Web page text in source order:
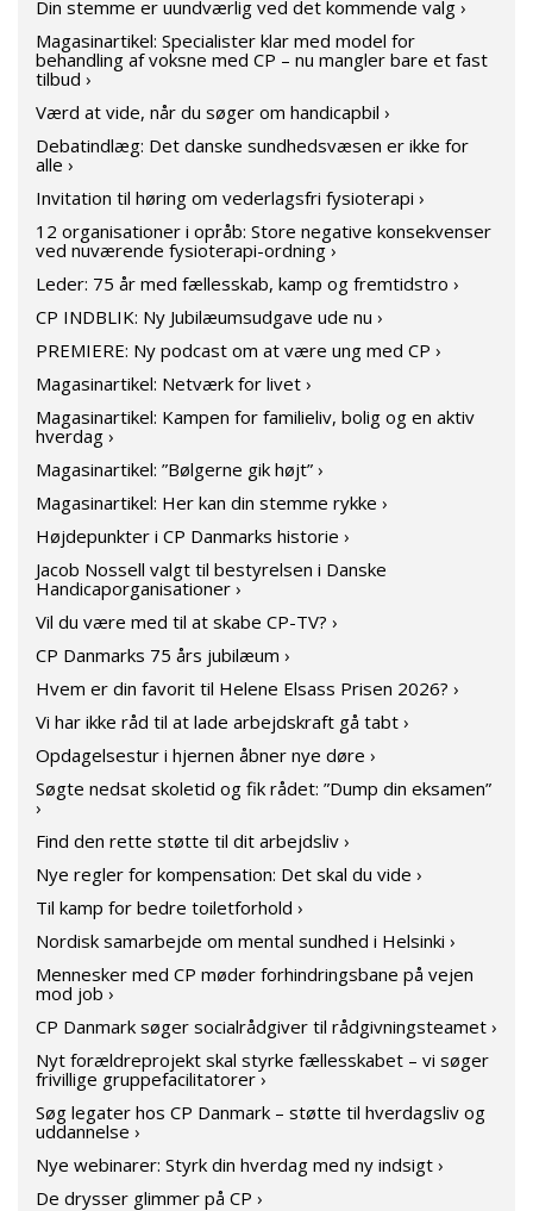
Din stemme er uundværlig ved det kommende valg ›
Magasinartikel: Specialister klar med model for
behandling af voksne med CP – nu mangler bare et fast
tilbud ›
Værd at vide, når du søger om handicapbil ›
Debatindlæg: Det danske sundhedsvæsen er ikke for
alle ›
Invitation til høring om vederlagsfri fysioterapi ›
12 organisationer i opråb: Store negative konsekvenser
ved nuværende fysioterapi-ordning ›
Leder: 75 år med fællesskab, kamp og fremtidstro ›
CP INDBLIK: Ny Jubilæumsudgave ude nu ›
PREMIERE: Ny podcast om at være ung med CP ›
Magasinartikel: Netværk for livet ›
Magasinartikel: Kampen for familieliv, bolig og en aktiv
hverdag ›
Magasinartikel: ”Bølgerne gik højt” ›
Magasinartikel: Her kan din stemme rykke ›
Højdepunkter i CP Danmarks historie ›
Jacob Nossell valgt til bestyrelsen i Danske
Handicaporganisationer ›
Vil du være med til at skabe CP-TV? ›
CP Danmarks 75 års jubilæum ›
Hvem er din favorit til Helene Elsass Prisen 2026? ›
Vi har ikke råd til at lade arbejdskraft gå tabt ›
Opdagelsestur i hjernen åbner nye døre ›
Søgte nedsat skoletid og fik rådet: ”Dump din eksamen”
›
Find den rette støtte til dit arbejdsliv ›
Nye regler for kompensation: Det skal du vide ›
Til kamp for bedre toiletforhold ›
Nordisk samarbejde om mental sundhed i Helsinki ›
Mennesker med CP møder forhindringsbane på vejen
mod job ›
CP Danmark søger socialrådgiver til rådgivningsteamet ›
Nyt forældreprojekt skal styrke fællesskabet – vi søger
frivillige gruppefacilitatorer ›
Søg legater hos CP Danmark – støtte til hverdagsliv og
uddannelse ›
Nye webinarer: Styrk din hverdag med ny indsigt ›
De drysser glimmer på CP ›